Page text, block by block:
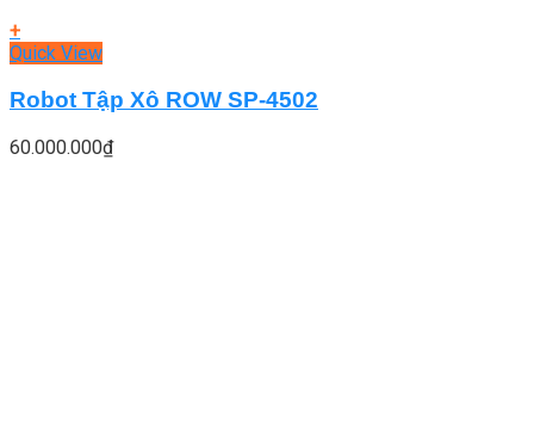
+
Quick View
Robot Tập Xô ROW SP-4502
60.000.000₫